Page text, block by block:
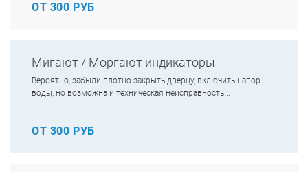
ОТ 300 РУБ
Мигают / Моргают индикаторы
Вероятно, забыли плотно закрыть дверцу, включить напор
воды, но возможна и техническая неисправность...
ОТ 300 РУБ